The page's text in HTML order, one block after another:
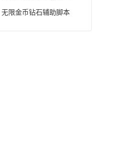
无限金币钻石辅助脚本